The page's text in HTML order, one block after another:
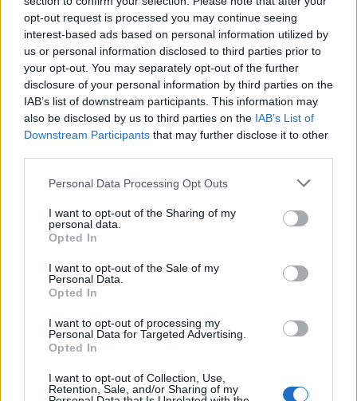
opt-out request is processed you may continue seeing
interest-based ads based on personal information utilized by
us or personal information disclosed to third parties prior to
your opt-out. You may separately opt-out of the further
disclosure of your personal information by third parties on the
IAB’s list of downstream participants. This information may
also be disclosed by us to third parties on the IAB’s List of
Downstream Participants that may further disclose it to other
Please note that this website/app uses one or more Google
not limited to your visit or usage behaviour. You may click to
grant or deny consent to Google and its third-party tags to
use your data for below specified purposes in below Google
consent section.
Personal Data Processing Opt Outs
I want to opt-out of the Sharing of my
personal data.
Opted In
I want to opt-out of the Sale of my
Personal Data.
Opted In
I want to opt-out of processing my
Personal Data for Targeted Advertising.
Opted In
I want to opt-out of Collection, Use,
Retention, Sale, and/or Sharing of my
Avvertenze legali
Il preventivo visualizzato è aggiornato a oggi
martedì 26 maggio 2026ed è stato calcolato
sulla base dei dati forniti dall’Istituto di Credito e dei
valori dei tassiEuriboreIRSfonteIl Sole 24 Ore
criteri dettati dal provvedimento sulla trasparenza
delle operazioni e dei servizi bancari e finanziari di
Banca d’Italia
carattere indicativo e non costituisce offerta
vincolante: la decisione finale sulla concessione del
erogante. Il mancato pagamento delle rate può
comportare il rischio di perdita dell’immobile fornito
in garanzia.